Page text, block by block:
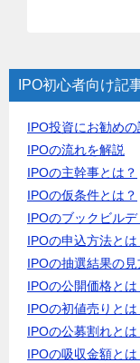
IPO初心者向け記
IPO投資にお勧め
IPOの流れを解説
IPOの主幹事とは？
IPOの仮条件とは？
IPOのブックビルデ
IPOの申込方法とは
IPOの抽選結果の見
IPOの公開価格とは
IPOの初値売りとは
IPOの公募割れとは
IPOの吸収金額とは